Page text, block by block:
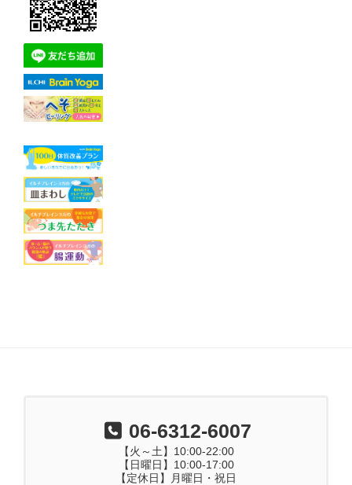
06-6312-6007
【火～土】10:00-22:00
【日曜日】10:00-17:00
【定休日】月曜日・祝日